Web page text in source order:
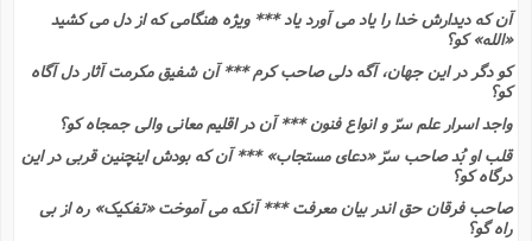
آن که دیدارش خدا را یاد مى آورد یاد *** ویژه هنگامى که از دل مى کشید
«الله» کو؟
کو دگر در این جهان، آگه دلى صاحب کرم *** آن شفیق مکرمت آثار دل آگاه
کو؟
واجد اسرار علم سرّ و انواع فنون *** آن در اقلیم معانى والى جمجاه کو؟
قلب او بُد صاحب سرّ «دعاى مستجاب» *** آن که بودش اینچنین قربى در این
درگاه کو؟
صاحب فرقان حق اندر بیان معرفت *** آنکه مى آموخت «تفکیک» ره از بى
راه گو؟